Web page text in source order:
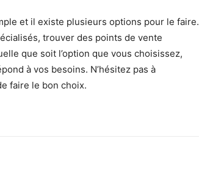
et il existe plusieurs options pour le faire.
trouver des points de vente
que soit l’option que vous choisissez,
à vos besoins. N’hésitez pas à
faire le bon choix.